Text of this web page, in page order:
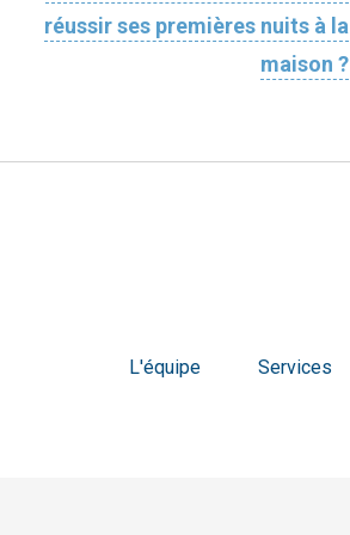
réussir ses premières nuits à la
maison ?
L'équipe Services